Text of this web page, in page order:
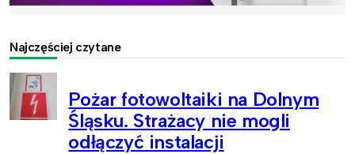
Najczęściej czytane
Pożar fotowoltaiki na Dolnym
Śląsku. Strażacy nie mogli
odłączyć instalacji